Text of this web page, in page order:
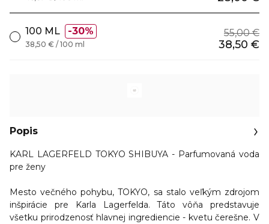
100 ML 30% 55,00 €
38,50 €
38,50 € / 100 ml
Popis
KARL LAGERFELD TOKYO SHIBUYA - Parfumovaná voda
pre ženy
Mesto večného pohybu, TOKYO, sa stalo veľkým zdrojom
inšpirácie pre Karla Lagerfelda. Táto vôňa predstavuje
všetku prirodzenosť hlavnej ingrediencie - kvetu čerešne. V